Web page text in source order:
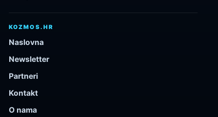
KOZMOS.HR
Naslovna
Newsletter
Partneri
Kontakt
O nama